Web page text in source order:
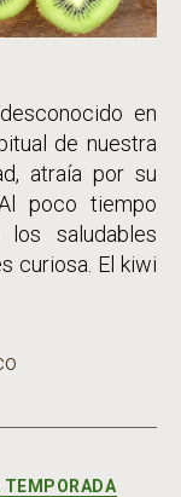
en
de nuestra
atraía por su
poco tiempo
saludables
curiosa. El kiwi
TEMPORADA